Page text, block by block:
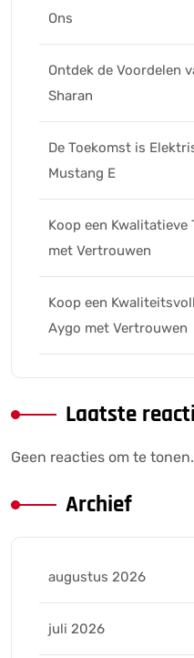
Ons
Ontdek de Voordelen
Sharan
De Toekomst is
Mustang E
Koop een Kwalitatieve
met Vertrouwen
Koop een
Aygo met Vertrouwen
Laatste
Geen reacties om te tonen.
Archief
augustus 2026
juli 2026